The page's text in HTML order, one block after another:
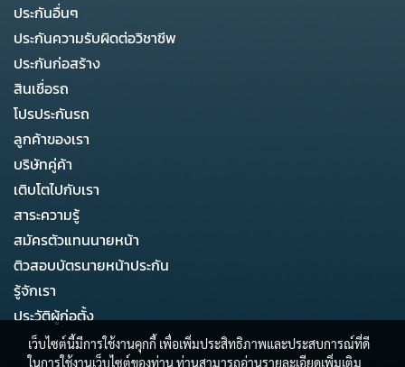
ประกันอื่นๆ
ประกันความรับผิดต่อวิชาชีพ
ประกันก่อสร้าง
สินเชื่อรถ
โปรประกันรถ
ลูกค้าของเรา
บริษัทคู่ค้า
เติบโตไปกับเรา
สาระความรู้
สมัครตัวแทนนายหน้า
ติวสอบบัตรนายหน้าประกัน
รู้จักเรา
ประวัติผู้ก่อตั้ง
เว็บไซต์นี้มีการใช้งานคุกกี้ เพื่อเพิ่มประสิทธิภาพและประสบการณ์ที่ดี
ในการใช้งานเว็บไซต์ของท่าน ท่านสามารถอ่านรายละเอียดเพิ่มเติม